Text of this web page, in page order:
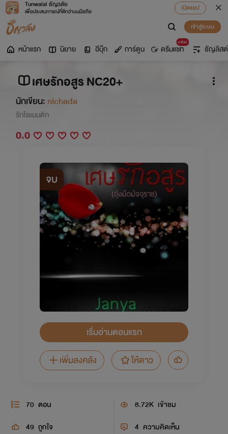
Tunwalai ธัญวลัย
เพื่อประสบการณ์ที่ดีกว่าบนมือถือ
เปิดแอป
เข้าสู่ระบบ
หน้าแรก นิยาย อีบุ๊ก การ์ตูน
มาใหม่
ดรีมแชท ธัญลิสต์
เศษรักอสูร NC20+
นักเขียน: nichada
รักโรแมนติก
0.0
จบ
เริ่มอ่านตอนแรก
เพิ่มลงคลัง
ให้ดาว
70 ตอน 8.72K เข้าชม
49 ถูกใจ 4 ความคิดเห็น